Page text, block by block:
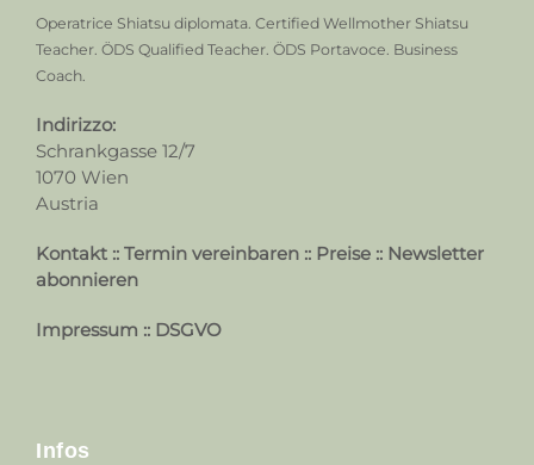
Operatrice Shiatsu diplomata. Certified Wellmother Shiatsu
Teacher. ÖDS Qualified Teacher. ÖDS Portavoce. Business
Coach.
Indirizzo:
Schrankgasse 12/7
1070 Wien
Austria
Kontakt :: Termin vereinbaren :: Preise :: Newsletter
abonnieren
Impressum :: DSGVO
Infos